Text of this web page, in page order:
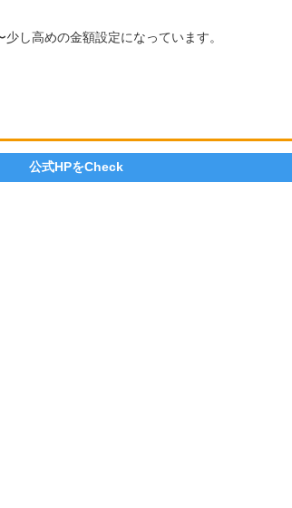
し高めの金額設定になっています。
公式HPをCheck